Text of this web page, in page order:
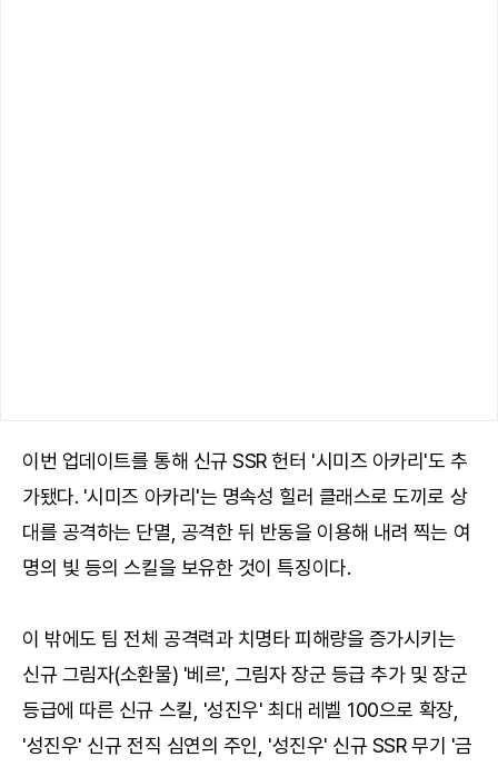
이번 업데이트를 통해 신규 SSR 헌터 '시미즈 아카리'도 추
가됐다. '시미즈 아카리'는 명속성 힐러 클래스로 도끼로 상
대를 공격하는 단멸, 공격한 뒤 반동을 이용해 내려 찍는 여
명의 빛 등의 스킬을 보유한 것이 특징이다.
이 밖에도 팀 전체 공격력과 치명타 피해량을 증가시키는
신규 그림자(소환물) '베르', 그림자 장군 등급 추가 및 장군
등급에 따른 신규 스킬, '성진우' 최대 레벨 100으로 확장,
'성진우' 신규 전직 심연의 주인, '성진우' 신규 SSR 무기 '금